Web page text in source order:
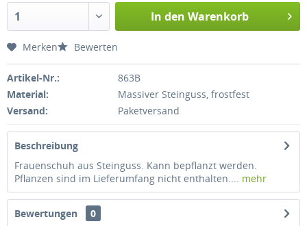
In den Warenkorb
Merken Bewerten
Artikel-Nr.:
863B
Material:
Massiver Steinguss, frostfest
Versand:
Paketversand
Beschreibung
Frauenschuh aus Steinguss. Kann bepflanzt werden.
Pflanzen sind im Lieferumfang nicht enthalten.... mehr
Bewertungen
0